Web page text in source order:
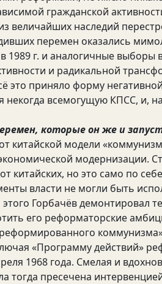
гражданской
величайших наследий
перемен оказались
г. и аналогичные выборы
и радикальной
это приняло форму
некогда всемогущую КПСС, и,
которые он же и
китайской модели
модернизации.
китайских, но это само по
власти не могли быть
Горбачёв демонтировал
его реформаторские
«Программу действий»
1968 года. Смелая и
тогда пресечена